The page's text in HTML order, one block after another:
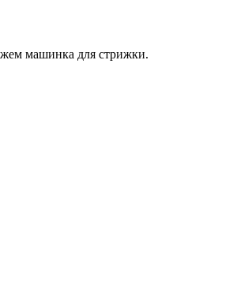
машинка для стрижки.